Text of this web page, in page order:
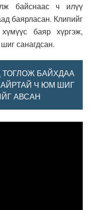
байснаас ч илүү
баярласан. Клипийг
баяр хүргэж,
санагдсан.
БАЙХДАА
Ч ЮМ ШИГ
АВСАН